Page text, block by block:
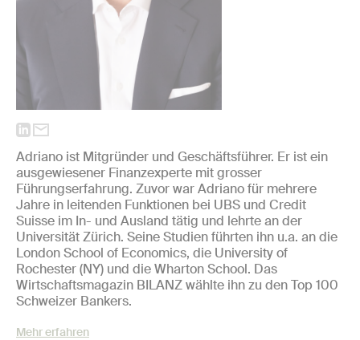
Adriano ist Mitgründer und Geschäftsführer. Er ist ein
ausgewiesener Finanzexperte mit grosser
Führungserfahrung. Zuvor war Adriano für mehrere
Jahre in leitenden Funktionen bei UBS und Credit
Suisse im In-­ und Ausland tätig und lehrte an der
Universität Zürich. Seine Studien führten ihn u.a. an die
London School of Economics, die University of
Rochester (NY) und die Wharton School. Das
Wirtschaftsmagazin BILANZ wählte ihn zu den Top 100
Schweizer Bankers.
Mehr erfahren